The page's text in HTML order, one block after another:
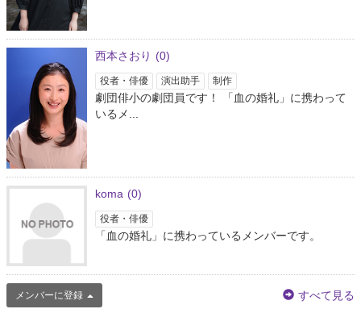
西本さおり (0)
役者・俳優 演出助手 制作
劇団俳小の劇団員です！ 「血の婚礼」に携わって
いるメ...
koma (0)
役者・俳優
「血の婚礼」に携わっているメンバーです。
メンバーに登録 すべて見る